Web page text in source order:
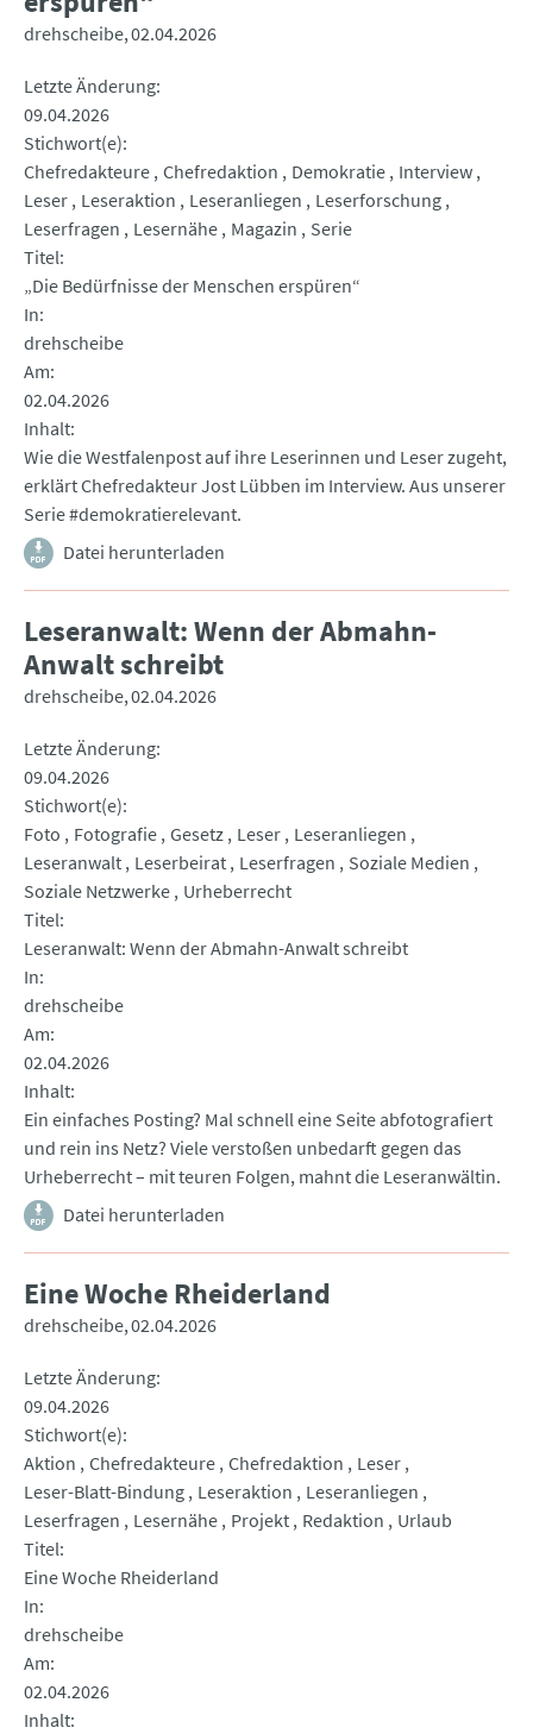
drehscheibe 02.04.2026
Letzte Änderung
09.04.2026
Stichwort(e)
Chefredakteure Chefredaktion Demokratie Interview
Leser Leseraktion Leseranliegen
Leserforschung
Leserfragen
Lesernähe Magazin
Serie
Titel
„Die Bedürfnisse der Menschen erspüren“
In
drehscheibe
Am
02.04.2026
Inhalt
Wie die Westfalenpost auf ihre Leserinnen und Leser zugeht,
erklärt Chefredakteur Jost Lübben im Interview. Aus unserer
Serie #demokratierelevant.
Datei herunterladen
Leseranwalt: Wenn der Abmahn-
Anwalt schreibt
drehscheibe 02.04.2026
Letzte Änderung
09.04.2026
Stichwort(e)
Foto
Fotografie Gesetz Leser Leseranliegen
Leseranwalt Leserbeirat Leserfragen
Soziale Medien
Soziale Netzwerke Urheberrecht
Titel
Leseranwalt: Wenn der Abmahn-Anwalt schreibt
In
drehscheibe
Am
02.04.2026
Inhalt
Ein einfaches Posting? Mal schnell eine Seite abfotografiert
und rein ins Netz? Viele verstoßen unbedarft gegen das
Urheberrecht – mit teuren Folgen, mahnt die Leseranwältin.
Datei herunterladen
Eine Woche Rheiderland
drehscheibe 02.04.2026
Letzte Änderung
09.04.2026
Stichwort(e)
Aktion Chefredakteure Chefredaktion
Leser
Leser-Blatt-Bindung Leseraktion
Leseranliegen
Leserfragen
Lesernähe Projekt Redaktion
Urlaub
Titel
Eine Woche Rheiderland
In
drehscheibe
Am
02.04.2026
Inhalt